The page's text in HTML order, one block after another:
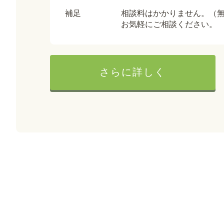
補足
相談料はかかりません。（
お気軽にご相談ください。
さらに詳しく